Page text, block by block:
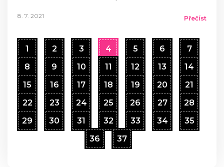
Přečíst
8. 7. 2021
1 2 3 4 5 6
7
8
9 10 11 12 13
14
15
16 17 18 19 20
21
22
23 24 25 26 27
28
29
30 31 32 33 34
35
36
37